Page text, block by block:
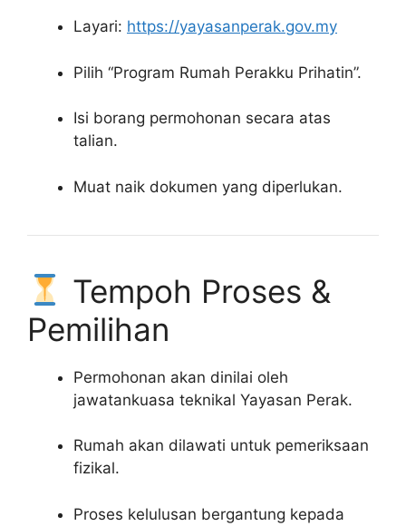
Layari: https://yayasanperak.gov.my
Pilih “Program Rumah Perakku Prihatin”.
Isi borang permohonan secara atas
talian.
Muat naik dokumen yang diperlukan.
Tempoh Proses &
Pemilihan
Permohonan akan dinilai oleh
jawatankuasa teknikal Yayasan Perak.
Rumah akan dilawati untuk pemeriksaan
fizikal.
Proses kelulusan bergantung kepada